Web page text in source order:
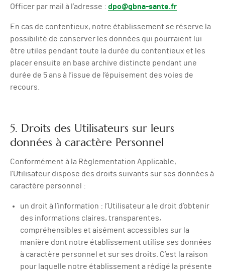
Officer par mail à l’adresse : dpo@gbna-sante.fr
En cas de contentieux, notre établissement se réserve la
possibilité de conserver les données qui pourraient lui
être utiles pendant toute la durée du contentieux et les
placer ensuite en base archive distincte pendant une
durée de 5 ans à l’issue de l’épuisement des voies de
recours.
5. Droits des Utilisateurs sur leurs
données à caractère Personnel
Conformément à la Règlementation Applicable,
l’Utilisateur dispose des droits suivants sur ses données à
caractère personnel :
un droit à l’information : l’Utilisateur a le droit d’obtenir
des informations claires, transparentes,
compréhensibles et aisément accessibles sur la
manière dont notre établissement utilise ses données
à caractère personnel et sur ses droits. C’est la raison
pour laquelle notre établissement a rédigé la présente